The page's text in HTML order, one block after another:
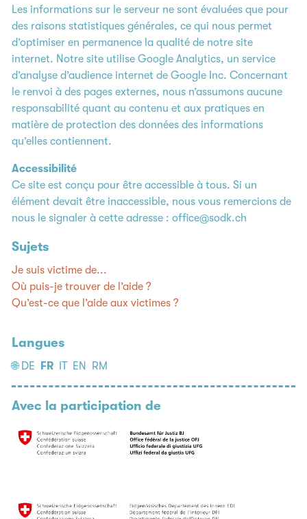
Les informations sur le serveur ne sont évaluées que pour
des raisons statistiques générales, ce qui nous permet
d’optimiser en permanence la qualité de notre site
internet. Notre site utilise Google Analytics, un service
d’analyse d’audience internet de Google Inc. Concernant
le renvoi à des pages externes, nous n’assumons aucune
responsabilité quant au contenu et aux pratiques en
matière de protection des données des informations
qu’elles contiennent.
Accessibilité
Ce site est conçu pour être accessible à tous. Si un
élément devait être inaccessible, nous vous remercions de
nous le signaler à cette adresse :office@sodk.ch
Sujets
Je suis victime de...
Où puis-je trouver de l’aide ?
Qu’est-ce que l’aide aux victimes ?
Langues
🌐 DE FR IT EN RM
Avec la participation de